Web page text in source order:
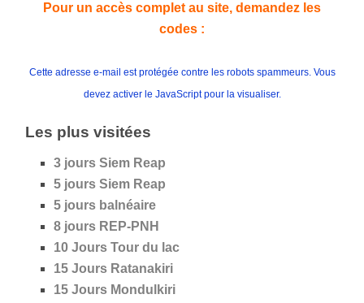
Pour un accès complet au site, demandez les
codes :
Cette adresse e-mail est protégée contre les robots spammeurs. Vous
devez activer le JavaScript pour la visualiser.
Les plus visitées
3 jours Siem Reap
5 jours Siem Reap
5 jours balnéaire
8 jours REP-PNH
10 Jours Tour du lac
15 Jours Ratanakiri
15 Jours Mondulkiri